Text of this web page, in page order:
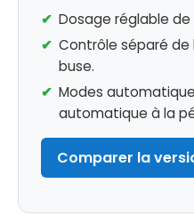
Dosage réglable
Contrôle séparé
buse.
Modes
automatique à la
Comparer la